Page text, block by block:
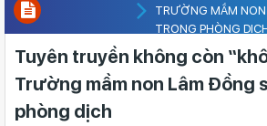
TRƯỜNG MẦM
TRONG PHÒNG
Tuyên truyền không còn
Trường mầm non Lâm Đồng
phòng dịch